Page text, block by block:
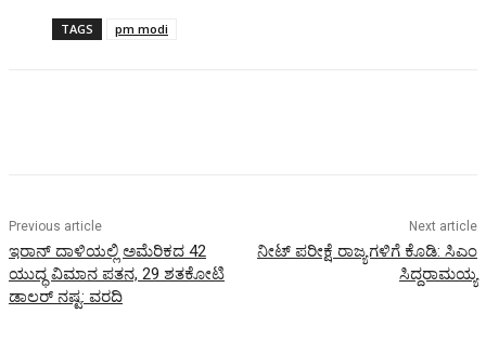
TAGS pm modi
Previous article
ಇರಾನ್‌ ದಾಳಿಯಲ್ಲಿ ಅಮೆರಿಕದ 42
ಯುದ್ಧ ವಿಮಾನ ಪತನ, 29 ಶತಕೋಟಿ
ಡಾಲರ್‌ ನಷ್ಟ: ವರದಿ
Next article
ನೀಟ್ ಪರೀಕ್ಷೆ ರಾಜ್ಯಗಳಿಗೆ ಕೊಡಿ: ಸಿಎಂ
ಸಿದ್ದರಾಮಯ್ಯ